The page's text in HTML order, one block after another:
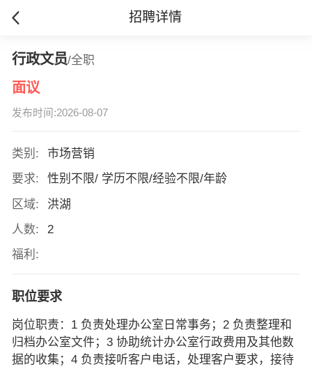
招聘详情
行政文员/全职
面议
发布时间:2026-08-07
类别:
市场营销
要求:
性别不限/ 学历不限/经验不限/年龄
区域:
洪湖
人数:
2
福利:
职位要求
岗位职责：1 负责处理办公室日常事务；2 负责整理和
归档办公室文件；3 协助统计办公室行政费用及其他数
据的收集；4 负责接听客户电话，处理客户要求，接待